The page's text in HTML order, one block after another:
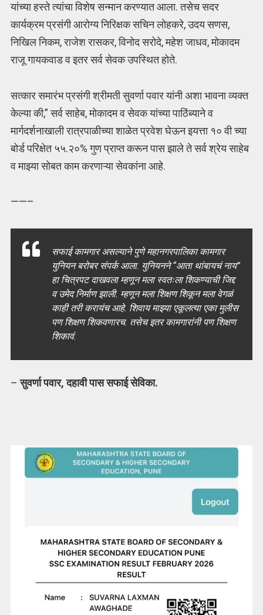
यांच्या हस्ते त्यांचा विशेष सन्मान करण्यात आला. तसेच सदर
कार्यक्रम प्रसंगी आरोग्य निरिक्षक सचिन लोहकरे, उदय सणस,
निखिल निकम, राजेश रासकर, विनोद सरोदे, महेश जाधव, मोकादम
राजू गायकवाड व इतर सर्व सेवक उपस्थित होते.
सत्कार समारंभ प्रसंगी श्रीमती सुवर्णा पवार यांनी अशा भावना व्यक्त
केल्या की,” सर्व साहेब, मोकादम व सेवक यांच्या पाठिंब्याने व
मार्गदर्शनाखाली रात्रपाळीच्या शाळेत प्रवेश घेऊन इयत्ता १० वी च्या
बोर्ड परिक्षेत ५५.२०% गुण प्राप्त करून पास झाले ते सर्व श्रेय साहेब
व माझ्या सोबत काम करणाऱ्या सेवकांना आहे.
——–
सफाई कामगार असल्याने पुणे महानगरपालिका कामगार
युनियन बरोबर संपर्क आला. युनियनने “आता थांबायचं नाय”
हा चित्रपट दाखवला म्हणून मला स्वतःला शिकण्याची जिद्द
व उमेद निर्माण झाली. म्हणून मला शिक्षण शिकून मला वेगळं
काही तरी करायंच आहे. शिवाय माझ्या एकूलत्या एका मुलीस
पण शिक्षण शिकवणारच. तसेच इतर कामगारांनी पण शिक्षण
शिकावं.
–सुवर्णा पवार, दहावी पास सफाई सेविका.